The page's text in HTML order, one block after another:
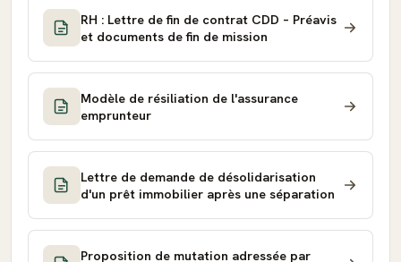
RH : Lettre de fin de contrat CDD – Préavis
et documents de fin de mission
Modèle de résiliation de l'assurance
emprunteur
Lettre de demande de désolidarisation
d'un prêt immobilier après une séparation
Proposition de mutation adressée par